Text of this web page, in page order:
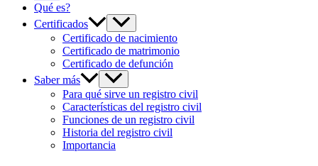
Qué es?
Certificados
Certificado de nacimiento
Certificado de matrimonio
Certificado de defunción
Saber más
Para qué sirve un registro civil
Características del registro civil
Funciones de un registro civil
Historia del registro civil
Importancia